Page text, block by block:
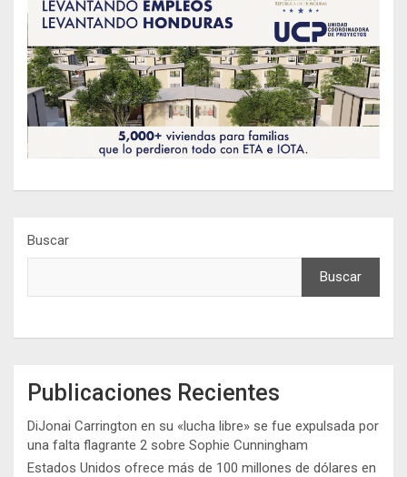
Buscar
Buscar
Publicaciones Recientes
DiJonai Carrington en su «lucha libre» se fue expulsada por
una falta flagrante 2 sobre Sophie Cunningham
Estados Unidos ofrece más de 100 millones de dólares en